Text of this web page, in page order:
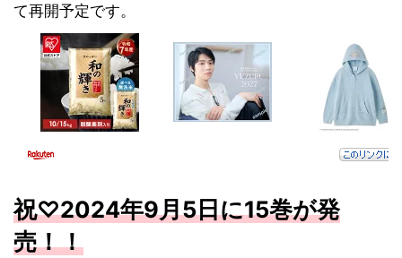
て再開予定です。
祝♡2024年9月5日に15巻が発
売！！